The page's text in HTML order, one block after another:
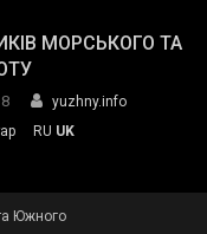
МОРСЬКОГО ТА
yuzhny.info
on
RU UK
Южного